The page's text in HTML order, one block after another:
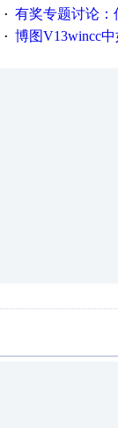
· 有奖专题讨论：伺服选择
· 博图V13wincc中如何